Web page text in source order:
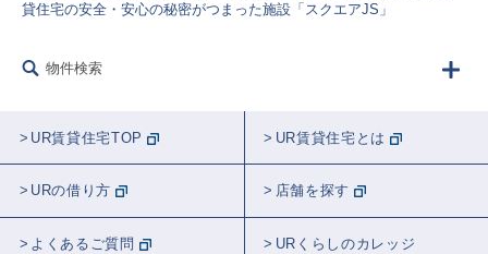
貸住宅の安全・安心の秘密がつまった施設「スクエアJS」
物件検索
UR賃貸住宅TOP UR賃貸住宅とは
URの借り方 店舗を探す
よくあるご質問 URくらしのカレッジ